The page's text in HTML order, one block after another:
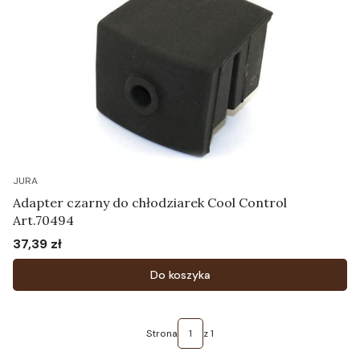
JURA
Adapter czarny do chłodziarek Cool Control
Art.70494
Cena
37,39 zł
Do koszyka
Strona z 1